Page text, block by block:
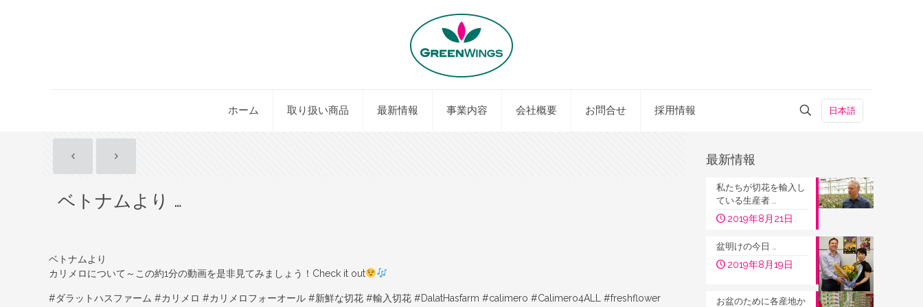
ホーム 取り扱い商品 最新情報 事業内容 会社概要 お問合せ 採用情報 日本語
ベトナムより …
ベトナムより
カリメロについて～この約1分の動画を是非見てみましょう！Check it out
#ダラットハスファーム #カリメロ #カリメロフォーオール #新鮮な切花 #輸入切花 #DalatHasfarm #calimero #Calimero4ALL #freshflower
最新情報
私たちが切花を輸入し
ている生産者 …
2019年8月21日
盆明けの今日 …
2019年8月19日
お盆のために各産地か